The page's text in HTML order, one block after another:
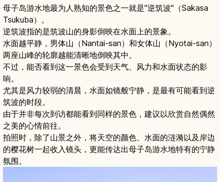
母子岛游水地最为人熟知的景色之一就是"逆筑波"（Sakasa
Tsukuba）。
逆筑波指的是筑波山的身影倒映在水面上的景象。
水面越平静，男体山（Nantai-san）和女体山（Nyotai-san）
两座山峰的轮廓越能清晰地倒映其中。
不过，能否看到这一景色会受到天气、风力和水面状态的影
响。
尤其是风力较弱的清晨，水面如镜般宁静，是最有可能看到逆
筑波的时段。
由于并非每次到访都能看到同样的景色，建议以欣赏自然偶然
之美的心情前往。
拍照时，除了山景之外，将天空的颜色、水面的涟漪以及岸边
的樱花树一起收入镜头，更能传达出母子岛游水地特有的宁静
氛围。